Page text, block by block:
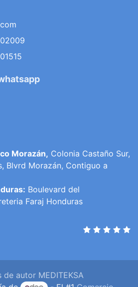
Morazán, Colonia Castaño Sur,
Blvrd Morazán, Contiguo a
Boulevard del
Faraj Honduras
de autor MEDITEKSA